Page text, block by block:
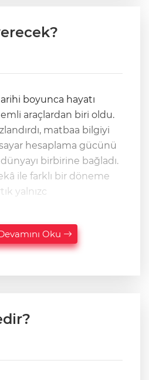
boyunca hayatı
araçlardan biri oldu.
matbaa bilgiyi
hesaplama gücünü
birbirine bağladı.
ile farklı bir döneme
yalnızc
Oku